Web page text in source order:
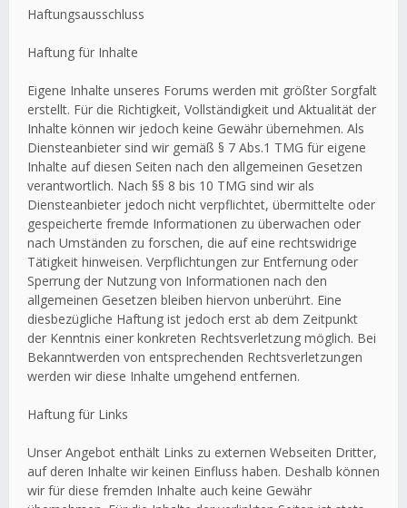
Haftungsausschluss
Haftung für Inhalte
Eigene Inhalte unseres Forums werden mit größter Sorgfalt
erstellt. Für die Richtigkeit, Vollständigkeit und Aktualität der
Inhalte können wir jedoch keine Gewähr übernehmen. Als
Diensteanbieter sind wir gemäß § 7 Abs.1 TMG für eigene
Inhalte auf diesen Seiten nach den allgemeinen Gesetzen
verantwortlich. Nach §§ 8 bis 10 TMG sind wir als
Diensteanbieter jedoch nicht verpflichtet, übermittelte oder
gespeicherte fremde Informationen zu überwachen oder
nach Umständen zu forschen, die auf eine rechtswidrige
Tätigkeit hinweisen. Verpflichtungen zur Entfernung oder
Sperrung der Nutzung von Informationen nach den
allgemeinen Gesetzen bleiben hiervon unberührt. Eine
diesbezügliche Haftung ist jedoch erst ab dem Zeitpunkt
der Kenntnis einer konkreten Rechtsverletzung möglich. Bei
Bekanntwerden von entsprechenden Rechtsverletzungen
werden wir diese Inhalte umgehend entfernen.
Haftung für Links
Unser Angebot enthält Links zu externen Webseiten Dritter,
auf deren Inhalte wir keinen Einfluss haben. Deshalb können
wir für diese fremden Inhalte auch keine Gewähr